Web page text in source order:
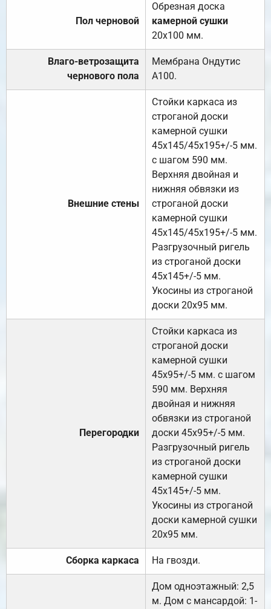
Пол черновой
Обрезная доска
камерной сушки
20х100 мм.
Влаго-ветрозащита
чернового пола
Мембрана Ондутис
А100.
Внешние стены
Стойки каркаса из
строганой доски
камерной сушки
45х145/45х195+/-5 мм.
с шагом 590 мм.
Верхняя двойная и
нижняя обвязки из
строганой доски
камерной сушки
45х145/45х195+/-5 мм.
Разгрузочный ригель
из строганой доски
45х145+/-5 мм.
Укосины из строганой
доски 20х95 мм.
Перегородки
Стойки каркаса из
строганой доски
камерной сушки
45х95+/-5 мм. с шагом
590 мм. Верхняя
двойная и нижняя
обвязки из строганой
доски 45х95+/-5 мм.
Разгрузочный ригель
из строганой доски
камерной сушки
45х145+/-5 мм.
Укосины из строганой
доски камерной сушки
20х95 мм.
Сборка каркаса На гвозди.
Дом одноэтажный: 2,5
м. Дом с мансардой: 1-